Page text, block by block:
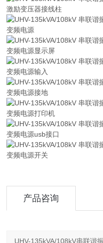
激励变压器接线柱
变频电源
变频电源显示屏
变频电源输入
变频电源接地
变频电源打印机
变频电源usb接口
变频电源开关
产品咨询